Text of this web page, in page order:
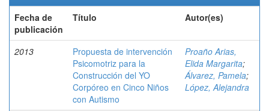
Fecha de
publicación
Título Autor(es)
2013
Propuesta de intervención
Psicomotriz para la
Construcción del YO
Corpóreo en Cinco Niños
con Autismo
Proaño Arias,
Elida Margarita;
Álvarez, Pamela;
López, Alejandra